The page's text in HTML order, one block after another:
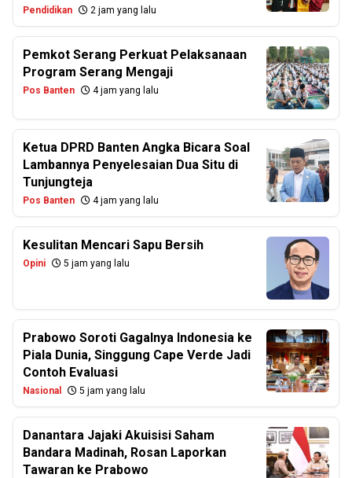
Pendidikan 2 jam yang lalu
Pemkot Serang Perkuat Pelaksanaan
Program Serang Mengaji
Pos Banten 4 jam yang lalu
Ketua DPRD Banten Angka Bicara Soal
Lambannya Penyelesaian Dua Situ di
Tunjungteja
Pos Banten 4 jam yang lalu
Kesulitan Mencari Sapu Bersih
Opini 5 jam yang lalu
Prabowo Soroti Gagalnya Indonesia ke
Piala Dunia, Singgung Cape Verde Jadi
Contoh Evaluasi
Nasional 5 jam yang lalu
Danantara Jajaki Akuisisi Saham
Bandara Madinah, Rosan Laporkan
Tawaran ke Prabowo